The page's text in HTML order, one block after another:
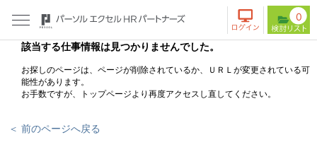
0
該当する仕事情報は見つかりませんでした。
お探しのページは、ページが削除されているか、ＵＲＬが変更されている可
能性があります。
お手数ですが、トップページより再度アクセスし直してください。
＜ 前のページへ戻る